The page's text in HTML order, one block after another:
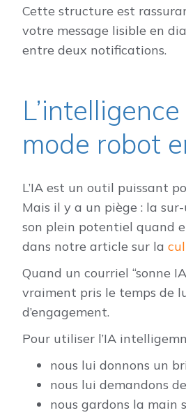
Cette structure est
votre message lisible en
entre deux notifications.
mode robot
L’IA est un outil puissant
Mais il y a un piège : la
son plein potentiel quand
dans notre article sur la
Quand un courriel “sonne
vraiment pris le temps de
d’engagement.
Pour utiliser l’IA
nous lui donnons un
nous lui demandons
nous gardons la main